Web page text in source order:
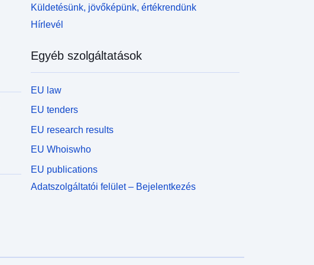
Küldetésünk, jövőképünk, értékrendünk
Hírlevél
Egyéb szolgáltatások
EU law
EU tenders
EU research results
EU Whoiswho
EU publications
Adatszolgáltatói felület – Bejelentkezés